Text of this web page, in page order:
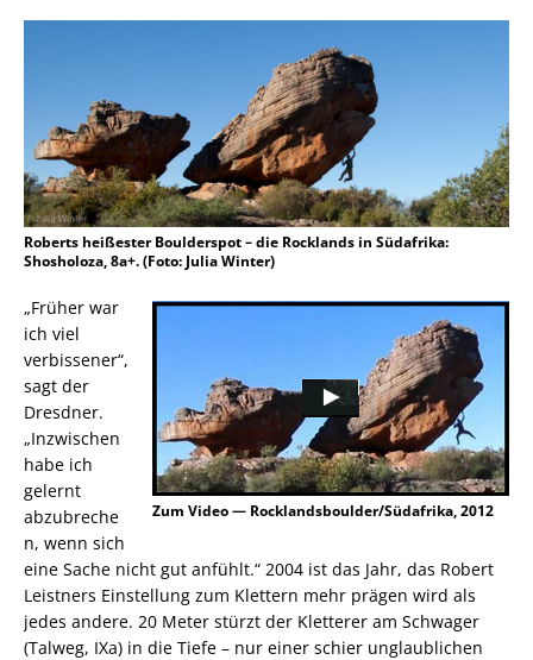
Roberts heißester Boulderspot – die Rocklands in Südafrika:
Shosholoza, 8a+. (Foto: Julia Winter)
Zum Video — Rocklandsboulder/Südafrika, 2012
„Früher war
ich viel
verbissener“,
sagt der
Dresdner.
„Inzwischen
habe ich
gelernt
abzubreche
n, wenn sich
eine Sache nicht gut anfühlt.“ 2004 ist das Jahr, das Robert
Leistners Einstellung zum Klettern mehr prägen wird als
jedes andere. 20 Meter stürzt der Kletterer am Schwager
(Talweg, IXa) in die Tiefe – nur einer schier unglaublichen